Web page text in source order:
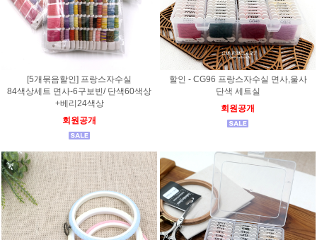
[5개묶음할인] 프랑스자수실
84색상세트 면사-6구보빈/ 단색60색상
+베리24색상
회원공개
할인 - CG96 프랑스자수실 면사,울사
단색 세트실
회원공개